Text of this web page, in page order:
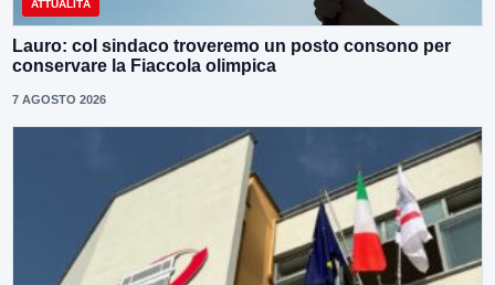
ATTUALITÀ
Lauro: col sindaco troveremo un posto consono per
conservare la Fiaccola olimpica
7 AGOSTO 2026